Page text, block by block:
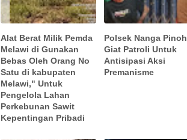
Alat Berat Milik Pemda
Melawi di Gunakan
Bebas Oleh Orang No
Satu di kabupaten
Melawi," Untuk
Pengelola Lahan
Perkebunan Sawit
Kepentingan Pribadi
Polsek Nanga Pinoh
Giat Patroli Untuk
Antisipasi Aksi
Premanisme